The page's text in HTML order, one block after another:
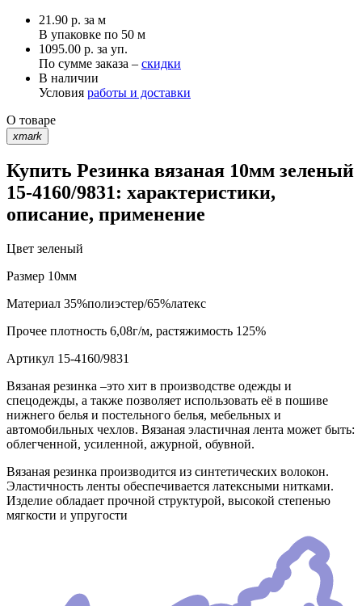
21.90 р. за м
В упаковке по 50 м
1095.00 р. за уп.
По сумме заказа – скидки
В наличии
Условия работы и доставки
О товаре
xmark
Купить Резинка вязаная 10мм зеленый
15-4160/9831: характеристики,
описание, применение
Цвет зеленый
Размер 10мм
Материал 35%полиэстер/65%латекс
Прочее плотность 6,08г/м, растяжимость 125%
Артикул 15-4160/9831
Вязаная резинка –это хит в производстве одежды и
спецодежды, а также позволяет использовать её в пошиве
нижнего белья и постельного белья, мебельных и
автомобильных чехлов. Вязаная эластичная лента может быть:
облегченной, усиленной, ажурной, обувной.
Вязаная резинка производится из синтетических волокон.
Эластичность ленты обеспечивается латексными нитками.
Изделие обладает прочной структурой, высокой степенью
мягкости и упругости